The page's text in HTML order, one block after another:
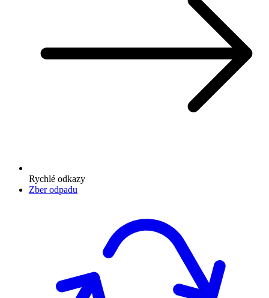
Rychlé odkazy
Zber odpadu